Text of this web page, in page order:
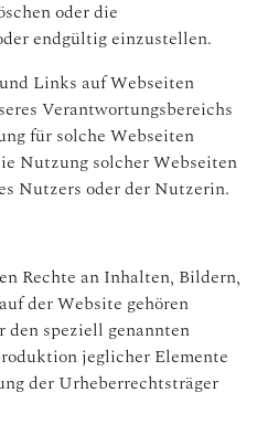
oder die
endgültig einzustellen.
Links auf Webseiten
Verantwortungsbereichs
für solche Webseiten
Nutzung solcher Webseiten
Nutzers oder der Nutzerin.
Rechte an Inhalten, Bildern,
der Website gehören
den speziell genannten
jeglicher Elemente
der Urheberrechtsträger